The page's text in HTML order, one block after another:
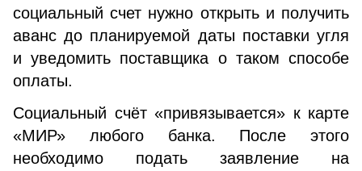
социальный счет нужно открыть и получить
аванс до планируемой даты поставки угля
и уведомить поставщика о таком способе
оплаты.
Социальный счёт «привязывается» к карте
«МИР» любого банка. После этого
необходимо подать заявление на